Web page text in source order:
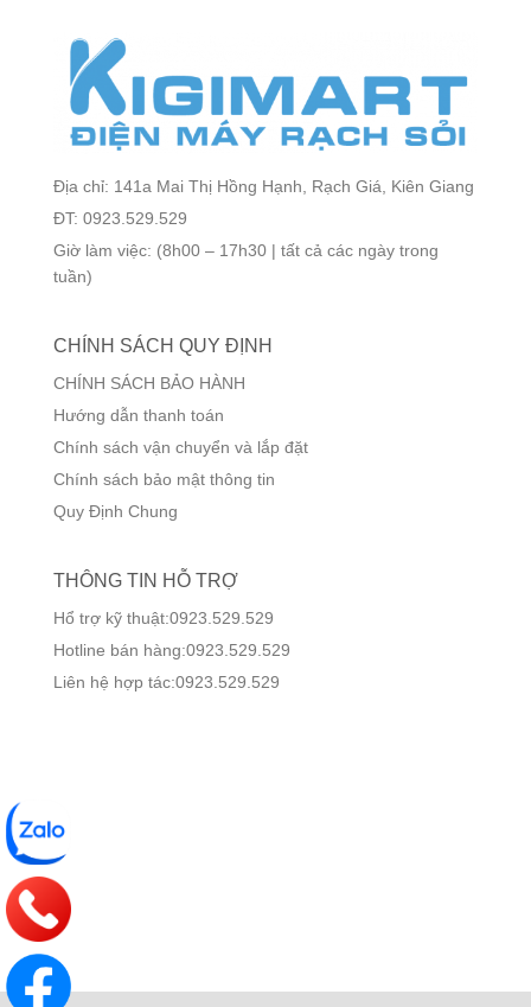
Địa chỉ: 141a Mai Thị Hồng Hạnh, Rạch Giá, Kiên Giang
ĐT: 0923.529.529
Giờ làm việc: (8h00 – 17h30 | tất cả các ngày trong
tuần)
CHÍNH SÁCH QUY ĐỊNH
CHÍNH SÁCH BẢO HÀNH
Hướng dẫn thanh toán
Chính sách vận chuyển và lắp đặt
Chính sách bảo mật thông tin
Quy Định Chung
THÔNG TIN HỖ TRỢ
Hổ trợ kỹ thuật:0923.529.529
Hotline bán hàng:0923.529.529
Liên hệ hợp tác:0923.529.529